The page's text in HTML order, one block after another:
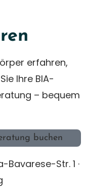
erfahren,
Ihre BIA-
– bequem
buchen
Bavarese-Str. 1 ·